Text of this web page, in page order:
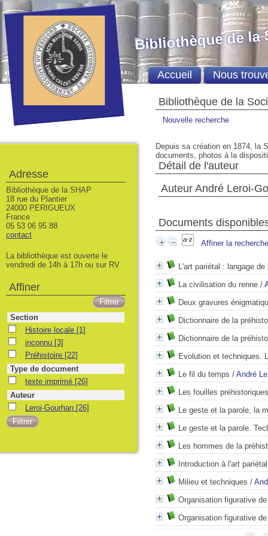
Bibliothèque de la
Nouvelle recherche
Depuis sa création en 1874, la
documents, photos à la
Détail de l'auteur
Auteur André Leroi-
Documents
Affiner la recherche
L'art pariétal : langage
La civilisation du renne /
Deux gravures
Dictionnaire de la
Dictionnaire de la
Evolution et techniques.
Le fil du temps / André
Les fouilles
Le geste et la parole, la
Le geste et la parole.
Les hommes de la
Introduction à l'art
Milieu et techniques /
Organisation figurative
Organisation figurative
Bibliothèque de la
Accueil Nous
Adresse
Bibliothèque de la SHAP
18 rue du Plantier
24000 PERIGUEUX
France
05 53 06 95 88
contact
La bibliothèque est ouverte le
vendredi de 14h à 17h ou sur RV
Affiner
Section
Histoire locale [1]
inconnu [3]
Préhistoire [22]
Type de document
texte imprimé [26]
Auteur
Leroi-Gourhan [26]